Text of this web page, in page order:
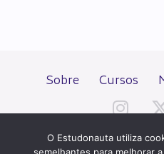
Sobre Cursos
O Estudonauta utiliza